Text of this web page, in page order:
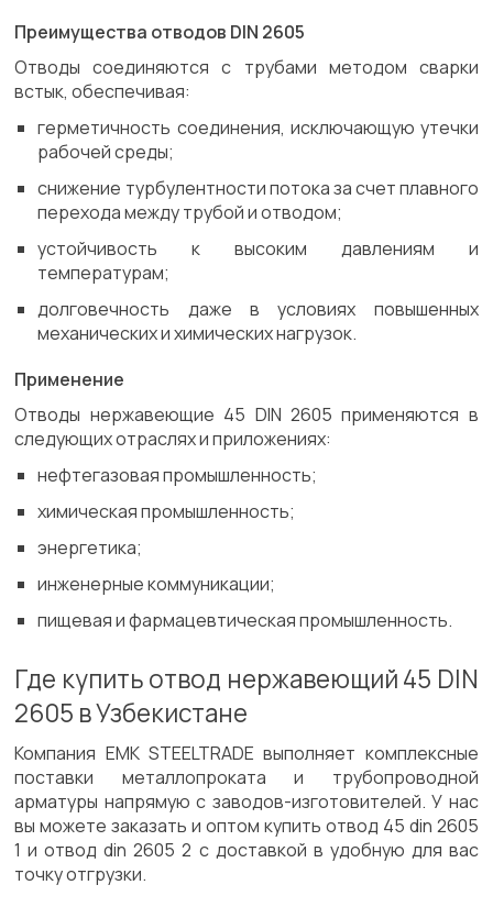
Преимущества отводов DIN 2605
Отводы соединяются с трубами методом сварки
встык, обеспечивая:
герметичность соединения, исключающую утечки
рабочей среды;
снижение турбулентности потока за счет плавного
перехода между трубой и отводом;
устойчивость к высоким давлениям и
температурам;
долговечность даже в условиях повышенных
механических и химических нагрузок.
Применение
Отводы нержавеющие 45 DIN 2605 применяются в
следующих отраслях и приложениях:
нефтегазовая промышленность;
химическая промышленность;
энергетика;
инженерные коммуникации;
пищевая и фармацевтическая промышленность.
Где купить отвод нержавеющий 45 DIN
2605 в Узбекистане
Компания ЕМК STEELTRADE выполняет комплексные
поставки металлопроката и трубопроводной
арматуры напрямую с заводов-изготовителей. У нас
вы можете заказать и оптом купить отвод 45 din 2605
1 и отвод din 2605 2 с доставкой в удобную для вас
точку отгрузки.